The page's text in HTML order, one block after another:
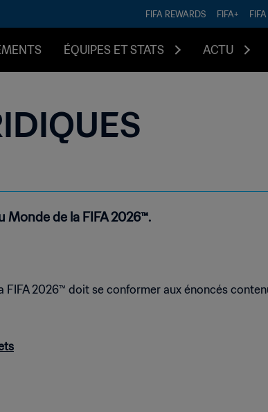
FIFA REWARDS FIFA+
ÉQUIPES ET STATS ACTU
de la FIFA 2026™.
2026™ doit se conformer aux énoncés